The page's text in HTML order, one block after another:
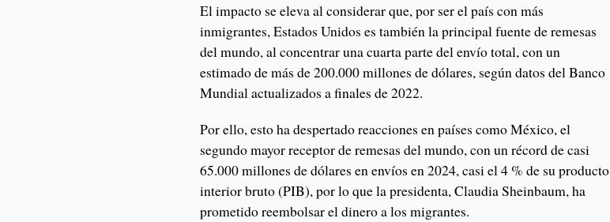
El impacto se eleva al considerar que, por ser el país con más
inmigrantes, Estados Unidos es también la principal fuente de remesas
del mundo, al concentrar una cuarta parte del envío total, con un
estimado de más de 200.000 millones de dólares, según datos del Banco
Mundial actualizados a finales de 2022.
Por ello, esto ha despertado reacciones en países como México, el
segundo mayor receptor de remesas del mundo, con un récord de casi
65.000 millones de dólares en envíos en 2024, casi el 4 % de su producto
interior bruto (PIB), por lo que la presidenta, Claudia Sheinbaum, ha
prometido reembolsar el dinero a los migrantes.